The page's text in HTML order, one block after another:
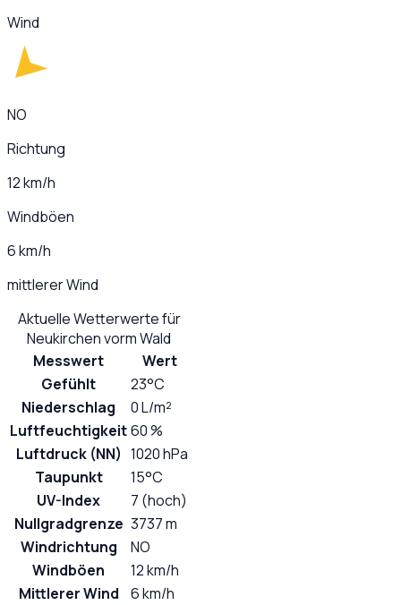
Wind
NO
Richtung
12 km/h
Windböen
6 km/h
mittlerer Wind
Aktuelle Wetterwerte für
Neukirchen vorm Wald
Messwert
Wert
Gefühlt
23°C
Niederschlag
0 L/m²
Luftfeuchtigkeit60 %
Luftdruck (NN) 1020 hPa
Taupunkt
15°C
UV-Index
7 (hoch)
Nullgradgrenze 3737 m
Windrichtung
NO
Windböen
12 km/h
Mittlerer Wind
6 km/h